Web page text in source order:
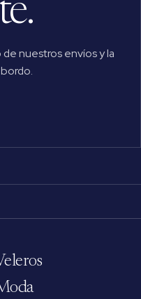
nuestros envíos y la